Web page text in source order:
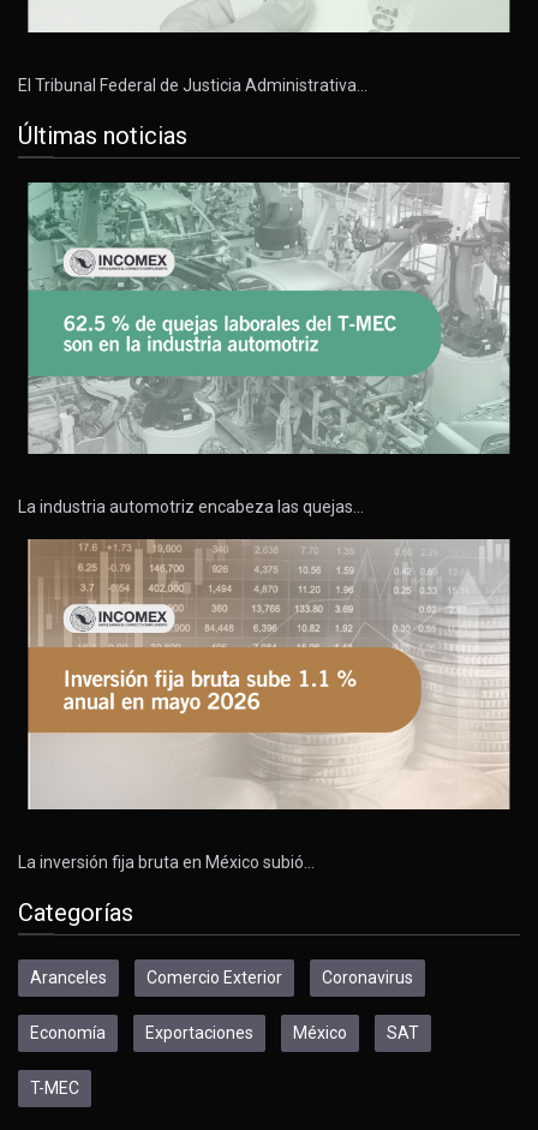
El Tribunal Federal de Justicia Administrativa…
Últimas noticias
La industria automotriz encabeza las quejas…
La inversión fija bruta en México subió…
Categorías
Aranceles Comercio Exterior Coronavirus
Economía Exportaciones México SAT
T-MEC